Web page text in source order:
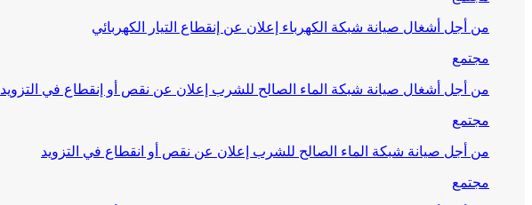
من أجل أشغال صيانة شبكة الكهرباء إعلان عن إنقطاع التيار الكهربائي
مجتمع
من أجل أشغال صيانة شبكة الماء الصالح للشرب إعلان عن نقص أو إنقطاع في التزويد
مجتمع
من أجل صيانة شبكة الماء الصالح للشرب إعلان عن نقص أو انقطاع في التزويد
مجتمع